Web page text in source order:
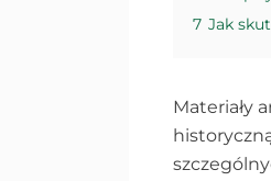
7 Jak
Materiały